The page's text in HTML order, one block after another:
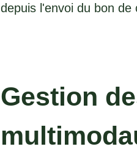
depuis l'envoi du bon
Gestion